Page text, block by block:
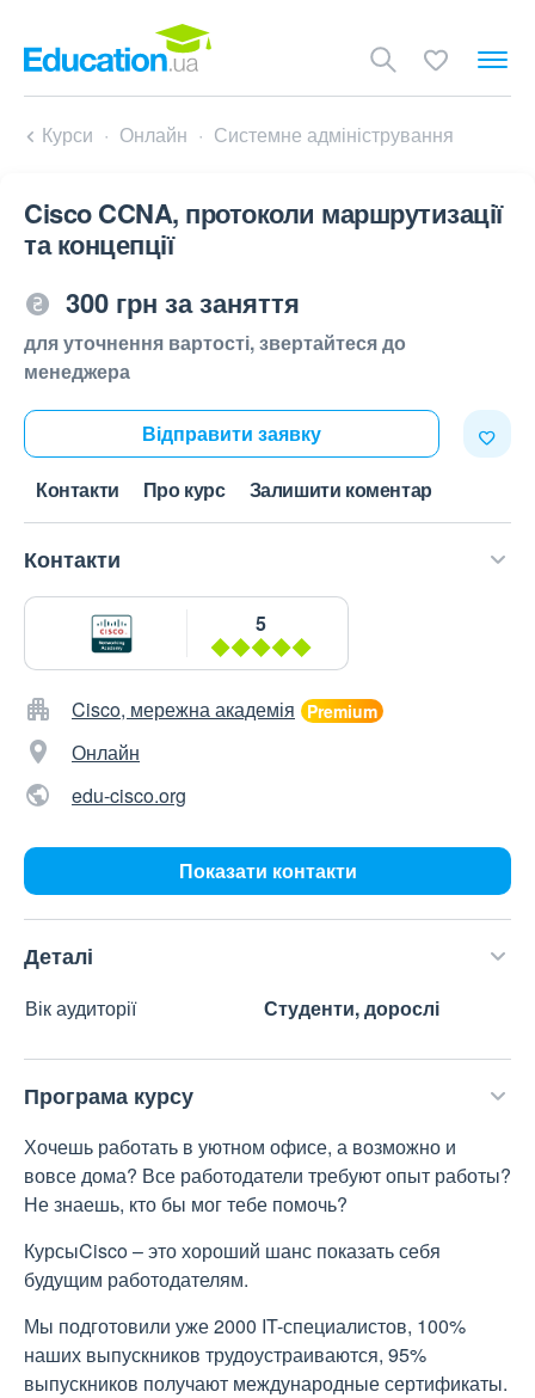
Курси Онлайн Системне адміністрування
Cisco CCNA, протоколи маршрутизації
та концепції
300 грн за заняття
для уточнення вартості, звертайтеся до
менеджера
Відправити заявку
Контакти Про курс Залишити коментар
Контакти
5
Cisco, мережна академія
Онлайн
edu-cisco.org
Показати контакти
Деталі
Вік аудиторії Студенти, дорослі
Програма курсу
Хочешь работать в уютном офисе, а возможно и
вовсе дома? Все работодатели требуют опыт работы?
Не знаешь, кто бы мог тебе помочь?
КурсыCisco – это хороший шанс показать себя
будущим работодателям.
Мы подготовили уже 2000 IT-специалистов, 100%
наших выпускников трудоустраиваются, 95%
выпускников получают международные сертификаты.